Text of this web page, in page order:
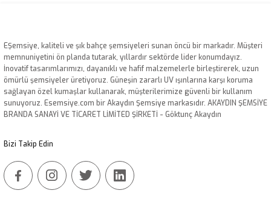
Ürün resmi kalitesiz, bozuk veya görüntülenemiyor.
Ürün açıklamasında eksik bilgiler bulunuyor.
Ürün bilgilerinde hatalar bulunuyor.
Ürün fiyatı diğer sitelerden daha pahalı.
EŞemsiye, kaliteli ve şık bahçe şemsiyeleri sunan öncü bir markadır. Müşteri
memnuniyetini ön planda tutarak, yıllardır sektörde lider konumdayız.
İnovatif tasarımlarımızı, dayanıklı ve hafif malzemelerle birleştirerek, uzun
ömürlü şemsiyeler üretiyoruz. Güneşin zararlı UV ışınlarına karşı koruma
sağlayan özel kumaşlar kullanarak, müşterilerimize güvenli bir kullanım
sunuyoruz. Esemsiye.com bir Akaydın Şemsiye markasıdır. AKAYDIN ŞEMSİYE
BRANDA SANAYİ VE TİCARET LİMİTED ŞİRKETİ - Göktunç Akaydın
Bizi Takip Edin